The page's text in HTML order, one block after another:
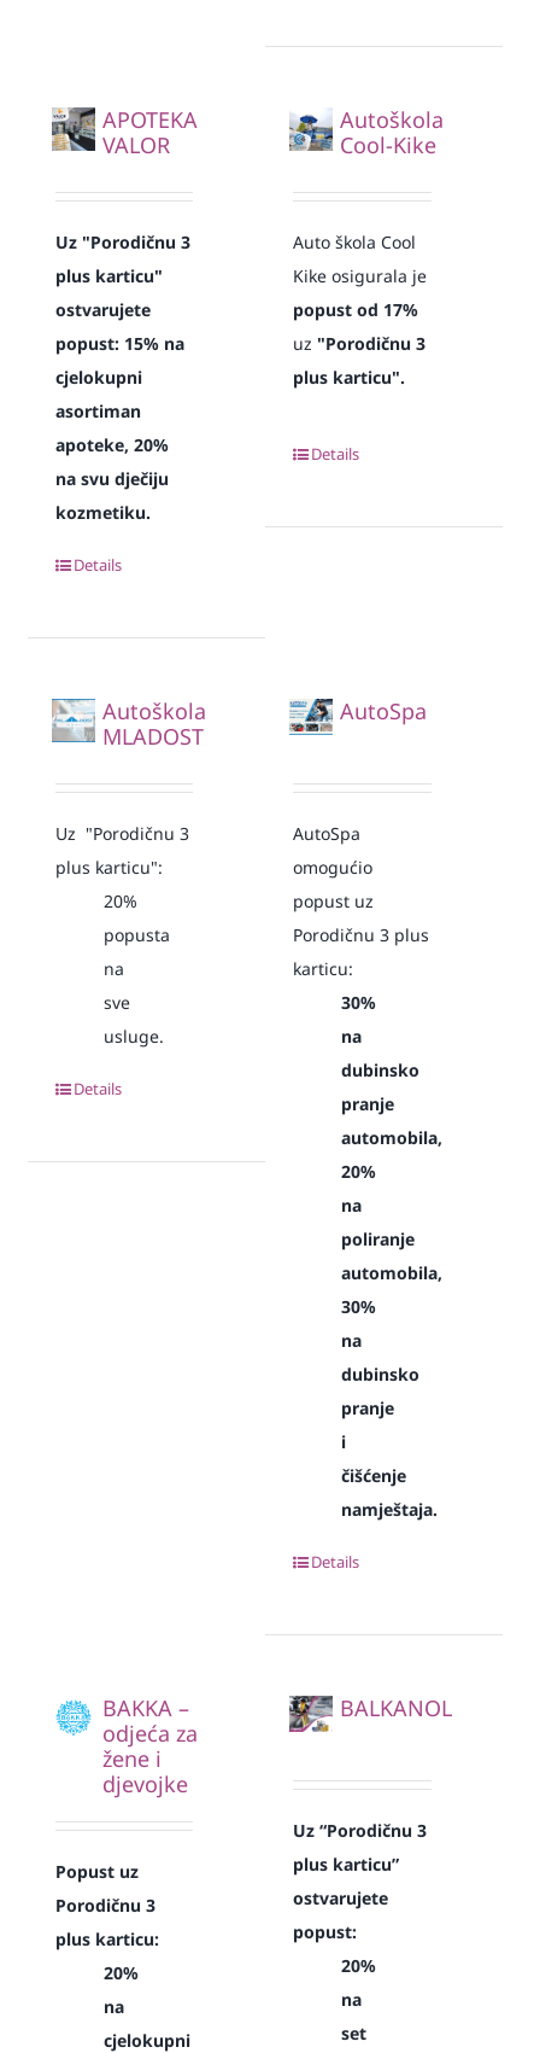
APOTEKA
VALOR
Uz "Porodičnu 3
plus karticu"
ostvarujete
popust: 15% na
cjelokupni
asortiman
apoteke, 20%
na svu dječiju
kozmetiku.
Details
Autoškola
Cool-Kike
Auto škola Cool
Kike osigurala je
popust od 17%
uz"Porodičnu 3
plus karticu".
Details
Autoškola
MLADOST
Uz "Porodičnu 3
plus karticu":
20%
popusta
na
sve
usluge.
Details
AutoSpa
AutoSpa
omogućio
popust uz
Porodičnu 3 plus
karticu:
30%
na
dubinsko
pranje
automobila,
20%
na
poliranje
automobila,
30%
na
dubinsko
pranje
i
čišćenje
namještaja.
Details
BAKKA –
odjeća za
žene i
djevojke
Popust uz
Porodičnu 3
plus karticu:
20%
na
cjelokupni
BALKANOL
Uz “Porodičnu 3
plus karticu”
ostvarujete
popust:
20%
na
set